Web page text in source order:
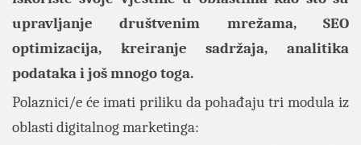
upravljanje društvenim mrežama, SEO
optimizacija, kreiranje sadržaja, analitika
podataka i još mnogo toga.
Polaznici/e će imati priliku da pohađaju tri modula iz
oblasti digitalnog marketinga: